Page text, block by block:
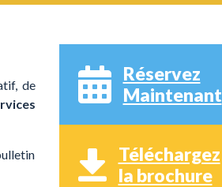
de
Réservez
Maintenant
Téléchargez
la brochure